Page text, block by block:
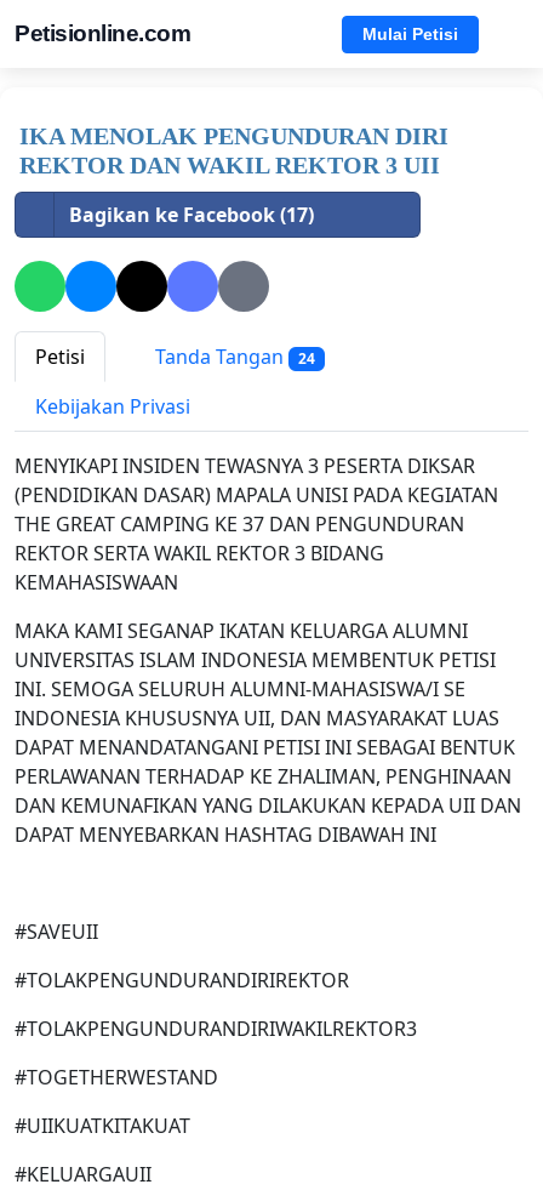
Petisionline.com Mulai Petisi
IKA MENOLAK PENGUNDURAN DIRI
REKTOR DAN WAKIL REKTOR 3 UII
Bagikan ke Facebook (17)
Petisi Tanda Tangan 24
Kebijakan Privasi
MENYIKAPI INSIDEN TEWASNYA 3 PESERTA DIKSAR
(PENDIDIKAN DASAR) MAPALA UNISI PADA KEGIATAN
THE GREAT CAMPING KE 37 DAN PENGUNDURAN
REKTOR SERTA WAKIL REKTOR 3 BIDANG
KEMAHASISWAAN
MAKA KAMI SEGANAP IKATAN KELUARGA ALUMNI
UNIVERSITAS ISLAM INDONESIA MEMBENTUK PETISI
INI. SEMOGA SELURUH ALUMNI-MAHASISWA/I SE
INDONESIA KHUSUSNYA UII, DAN MASYARAKAT LUAS
DAPAT MENANDATANGANI PETISI INI SEBAGAI BENTUK
PERLAWANAN TERHADAP KE ZHALIMAN, PENGHINAAN
DAN KEMUNAFIKAN YANG DILAKUKAN KEPADA UII DAN
DAPAT MENYEBARKAN HASHTAG DIBAWAH INI
#SAVEUII
#TOLAKPENGUNDURANDIRIREKTOR
#TOLAKPENGUNDURANDIRIWAKILREKTOR3
#TOGETHERWESTAND
#UIIKUATKITAKUAT
#KELUARGAUII